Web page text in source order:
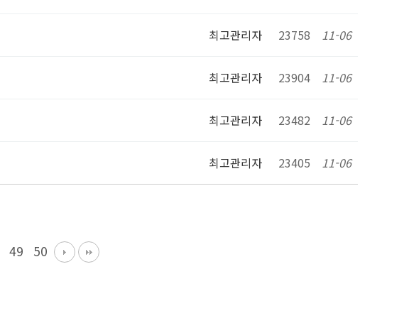
최고관리자 23758 11-06
최고관리자 23904 11-06
최고관리자 23482 11-06
최고관리자 23405 11-06
49 50